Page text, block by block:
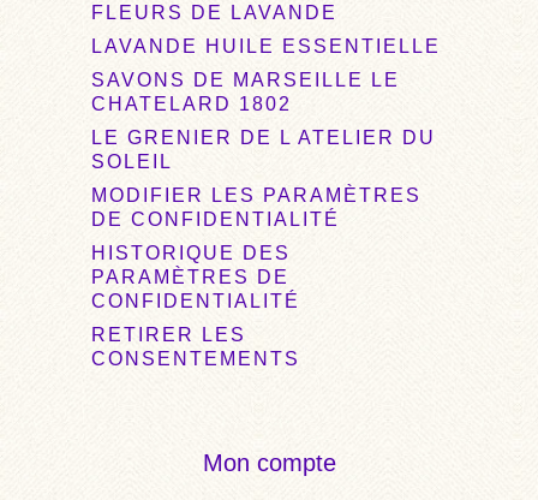
FLEURS DE LAVANDE
LAVANDE HUILE ESSENTIELLE
SAVONS DE MARSEILLE LE
CHATELARD 1802
LE GRENIER DE L ATELIER DU
SOLEIL
MODIFIER LES PARAMÈTRES
DE CONFIDENTIALITÉ
HISTORIQUE DES
PARAMÈTRES DE
CONFIDENTIALITÉ
RETIRER LES
CONSENTEMENTS
Mon compte